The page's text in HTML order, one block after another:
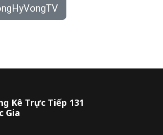
Kê Trực Tiếp 131
Gia